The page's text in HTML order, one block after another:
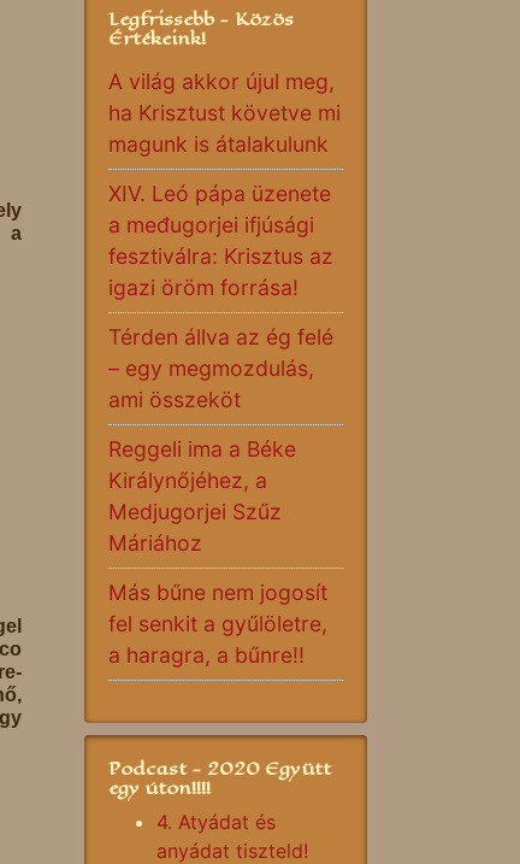
a
Legfrissebb - Közös
Értékeink!
A világ akkor újul meg,
ha Krisztust követve mi
magunk is átalakulunk
XIV. Leó pápa üzenete
a međugorjei ifjúsági
fesztiválra: Krisztus az
igazi öröm forrása!
Térden állva az ég felé
– egy megmozdulás,
ami összeköt
Reggeli ima a Béke
Királynőjéhez, a
Medjugorjei Szűz
Máriához
Más bűne nem jogosít
fel senkit a gyűlöletre,
a haragra, a bűnre!!
Podcast - 2020 Együtt
egy úton!!!!
4. Atyádat és
anyádat tiszteld!